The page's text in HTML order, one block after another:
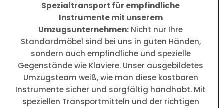
Spezialtransport für empfindliche
Instrumente mit unserem
Umzugsunternehmen: Nicht nur Ihre
Standardmöbel sind bei uns in guten Händen,
sondern auch empfindliche und spezielle
Gegenstände wie Klaviere. Unser ausgebildetes
Umzugsteam weiß, wie man diese kostbaren
Instrumente sicher und sorgfältig handhabt. Mit
speziellen Transportmitteln und der richtigen